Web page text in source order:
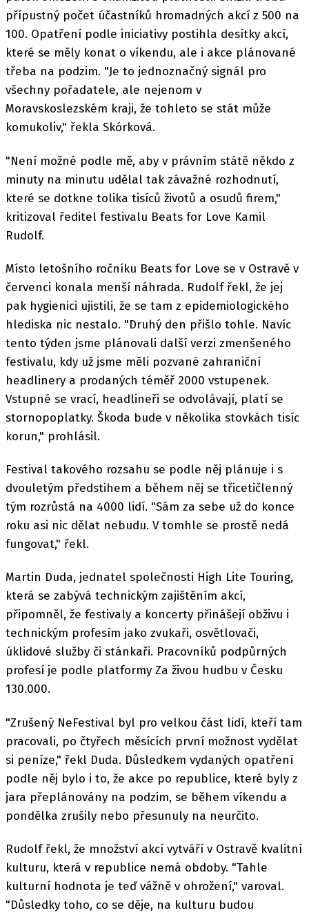
přípustný počet účastníků hromadných akcí z 500 na
100. Opatření podle iniciativy postihla desítky akcí,
které se měly konat o víkendu, ale i akce plánované
třeba na podzim. "Je to jednoznačný signál pro
všechny pořadatele, ale nejenom v
Moravskoslezském kraji, že tohleto se stát může
komukoliv," řekla Skórková.
"Není možné podle mě, aby v právním státě někdo z
minuty na minutu udělal tak závažné rozhodnutí,
které se dotkne tolika tisíců životů a osudů firem,"
kritizoval ředitel festivalu Beats for Love Kamil
Rudolf.
Místo letošního ročníku Beats for Love se v Ostravě v
červenci konala menší náhrada. Rudolf řekl, že jej
pak hygienici ujistili, že se tam z epidemiologického
hlediska nic nestalo. "Druhý den přišlo tohle. Navíc
tento týden jsme plánovali další verzi zmenšeného
festivalu, kdy už jsme měli pozvané zahraniční
headlinery a prodaných téměř 2000 vstupenek.
Vstupné se vrací, headlineři se odvolávají, platí se
stornopoplatky. Škoda bude v několika stovkách tisíc
korun," prohlásil.
Festival takového rozsahu se podle něj plánuje i s
dvouletým předstihem a během něj se třicetičlenný
tým rozrůstá na 4000 lidí. "Sám za sebe už do konce
roku asi nic dělat nebudu. V tomhle se prostě nedá
fungovat," řekl.
Martin Duda, jednatel společnosti High Lite Touring,
která se zabývá technickým zajištěním akcí,
připomněl, že festivaly a koncerty přinášejí obživu i
technickým profesím jako zvukaři, osvětlovači,
úklidové služby či stánkaři. Pracovníků podpůrných
profesí je podle platformy Za živou hudbu v Česku
130.000.
"Zrušený NeFestival byl pro velkou část lidí, kteří tam
pracovali, po čtyřech měsících první možnost vydělat
si peníze," řekl Duda. Důsledkem vydaných opatření
podle něj bylo i to, že akce po republice, které byly z
jara přeplánovány na podzim, se během víkendu a
pondělka zrušily nebo přesunuly na neurčito.
Rudolf řekl, že množství akcí vytváří v Ostravě kvalitní
kulturu, která v republice nemá obdoby. "Tahle
kulturní hodnota je teď vážně v ohrožení," varoval.
"Důsledky toho, co se děje, na kulturu budou